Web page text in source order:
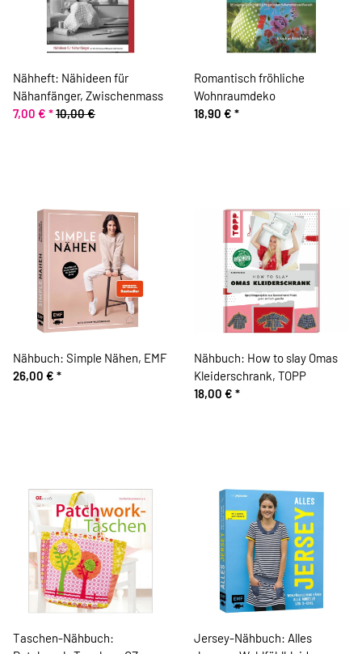
Nähheft: Nähideen für
Nähanfänger, Zwischenmass
7,00 € *10,00 €
Romantisch fröhliche
Wohnraumdeko
18,90 € *
Nähbuch: Simple Nähen, EMF
26,00 € *
Nähbuch: How to slay Omas
Kleiderschrank, TOPP
18,00 € *
Taschen-Nähbuch:
Jersey-Nähbuch: Alles